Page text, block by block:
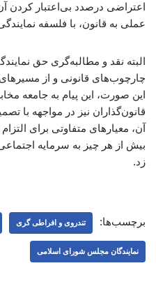
اعتراضی درصدد بی‌اعتبار کردن
عملی به قانون، با فلسفه
البته نقد و مطالبه‌گری حق
چارچوب‌های قانونی و از
این صورت، این پیام به جامعه
قانون‌گذاران نیز در مواجهه با
آن، معیارهای متفاوتی برای
بیش از هر چیز به سرمایه
زد.
برچسب‌ها: تندروی و افراطی گری
نمایندگان مجلس شورای اسلامی